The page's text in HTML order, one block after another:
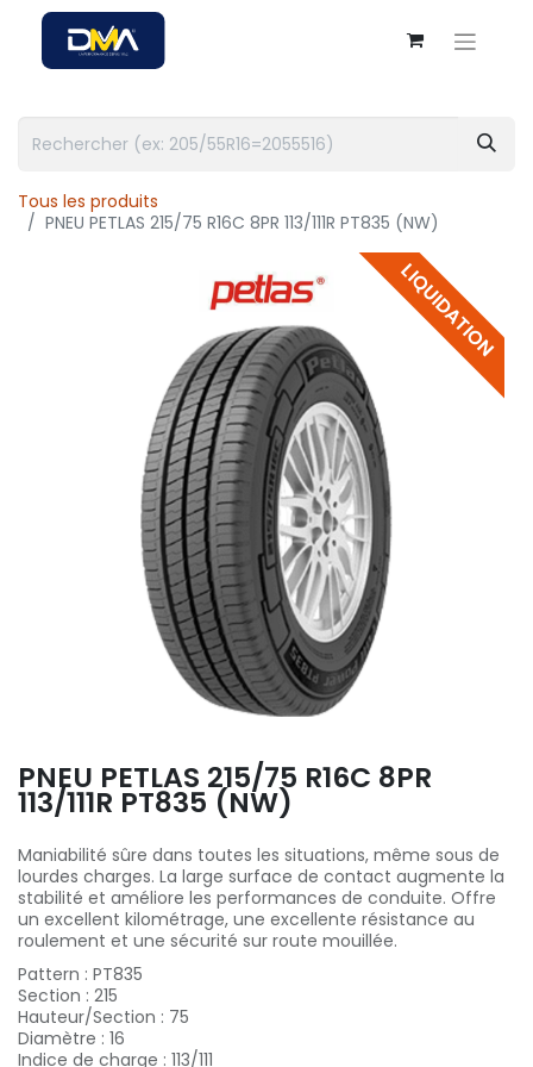
Tous les produits
PNEU PETLAS 215/75 R16C 8PR 113/111R PT835 (NW)
LIQUIDATION
PNEU PETLAS 215/75 R16C 8PR
113/111R PT835 (NW)
Maniabilité sûre dans toutes les situations, même sous de
lourdes charges. La large surface de contact augmente la
stabilité et améliore les performances de conduite. Offre
un excellent kilométrage, une excellente résistance au
roulement et une sécurité sur route mouillée.
Pattern : PT835
Section : 215
Hauteur/Section : 75
Diamètre : 16
Indice de charge : 113/111